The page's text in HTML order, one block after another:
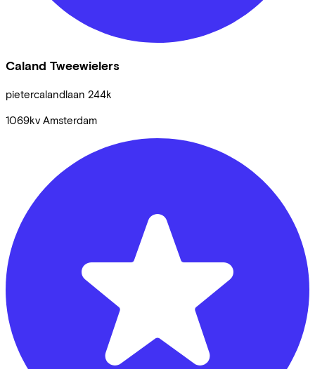
Caland Tweewielers
pietercalandlaan 244k
1069kv Amsterdam